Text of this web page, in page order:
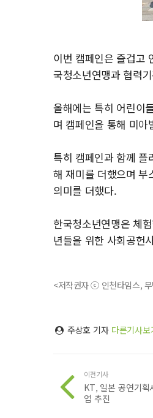
이번 캠페인은 즐겁고
국청소년연맹과 협력
올해에는 특히 어린이
며 캠페인을 통해 미아
특히 캠페인과 함께
해 재미를 더했으며 부
의미를 더했다.
한국청소년연맹은 체
년들을 위한 사회공헌
<저작권자 ⓒ 인천타임스,
주상호 기자 다른기사보
이전기사
KT, 일본 공연기획
업 추진